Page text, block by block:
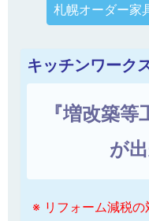
札幌オーダー家
キッチンワーク
『増改築
が
※ リフォーム減税